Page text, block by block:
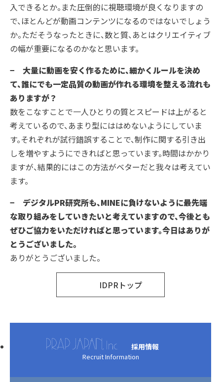
入できるとか。また圧倒的に視聴環境が良くなりますの
で、ほとんどが動画コンテンツになるのではないでしょう
か。ただそうなったときに、数と質、あとはクリエイティブ
の幅が重要になるのかなと思います。
− 大量に動画を安く作るために、細かくルールを決め
て、誰にでも一定品質の動画が作れる環境を整える流れも
ありますが？
数をこなすことで一人ひとりの質とスピードは上がると
考えているので、あまり型にははめないようにしていま
す。それぞれが試行錯誤することで、制作に関する引き出
しを増やすようにできればと思っています。時間はかかり
ますが、結果的にはこの方法がベターだと我々は考えてい
ます。
− デジタルPR研究所も、MINEに負けないように最先端
な取り組みをしていきたいと考えていますので、今後とも
ぜひご協力をいただければと思っています。今日はありが
とうございました。
ありがとうございました。
IDPRトップ
採用情報
Recruit Information